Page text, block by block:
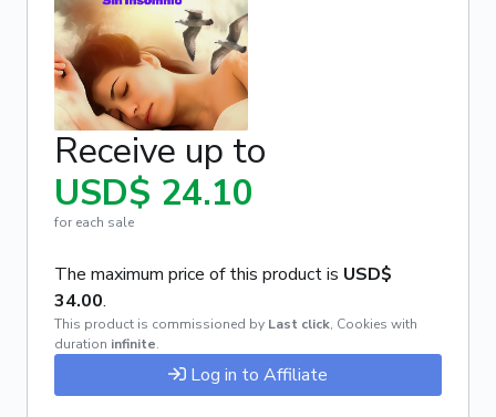
Receive up to
USD$ 24.10
for each sale
The maximum price of this product is USD$
34.00.
This product is commissioned by Last click, Cookies with
duration infinite.
Log in to Affiliate